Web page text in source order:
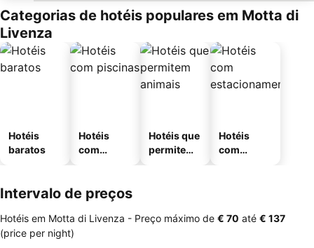
Categorias de hotéis populares em Motta di
Livenza
Hotéis
baratos
Hotéis
com
Hotéis que
permitem
Hotéis
com
Intervalo de preços
Hotéis em Motta di Livenza - Preço máximo de ‎€ 70 até ‎€ 137
(price per night)